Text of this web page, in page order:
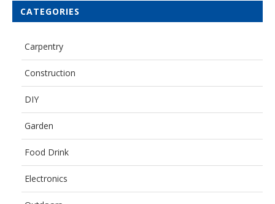
CATEGORIES
Carpentry
Construction
DIY
Garden
Food Drink
Electronics